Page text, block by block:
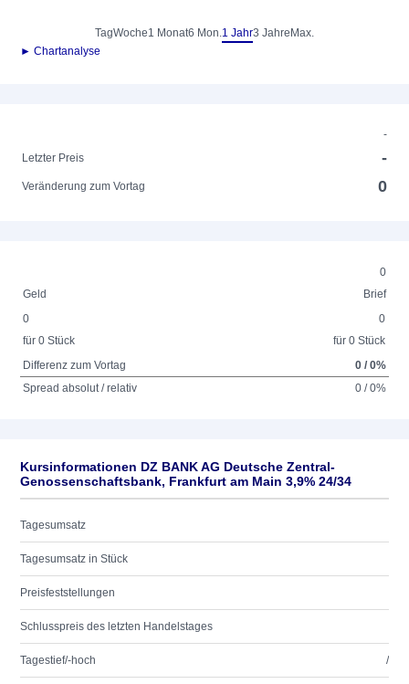
TagWoche1 Monat6 Mon.1 Jahr3 Jahre Max.
► Chartanalyse
-
Letzter Preis
-
Veränderung zum Vortag 0
0
Geld
Brief
0
für 0 Stück
0
für 0 Stück
Differenz zum Vortag
0 / 0%
Spread absolut / relativ
0 / 0%
Kursinformationen DZ BANK AG Deutsche Zentral-
Genossenschaftsbank, Frankfurt am Main 3,9% 24/34
Tagesumsatz
Tagesumsatz in Stück
Preisfeststellungen
Schlusspreis des letzten Handelstages
Tagestief/-hoch /